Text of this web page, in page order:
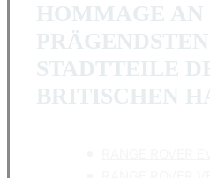
HOMMAGE AN
PRÄGENDSTEN
STADTTEILE
BRITISCHEN